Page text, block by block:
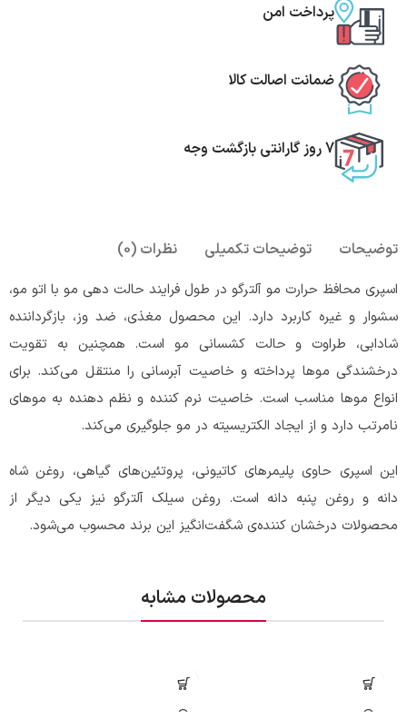
پرداخت امن
ضمانت اصالت کالا
7 روز گارانتی بازگشت وجه
توضیحات توضیحات تکمیلی نظرات (0)
اسپری محافظ حرارت مو آلترگو در طول فرایند حالت دهی مو با اتو مو،
سشوار و غیره کاربرد دارد. این محصول مغذی، ضد وز، بازگرداننده
شادابی، طراوت و حالت کشسانی مو است. همچنین به تقویت
درخشندگی موها پرداخته و خاصیت آبرسانی را منتقل می‌کند. برای
انواع موها مناسب است. خاصیت نرم کننده و نظم دهنده به موهای
نامرتب دارد و از ایجاد الکتریسیته در مو جلوگیری می‌کند.
این اسپری حاوی پلیمرهای کاتیونی، پروتئین‌های گیاهی، روغن شاه
دانه و روغن پنبه دانه است. روغن سیلک آلترگو نیز یکی دیگر از
محصولات درخشان کننده‌ی شگفت‌انگیز این برند محسوب می‌شود.
محصولات مشابه